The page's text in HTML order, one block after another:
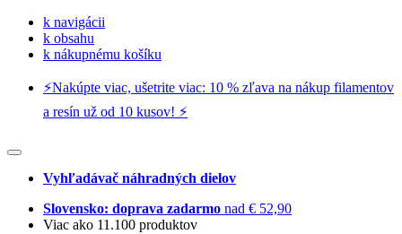
k navigácii
k obsahu
k nákupnému košíku
⚡️Nakúpte viac, ušetrite viac: 10 % zľava na nákup filamentov
a resín už od 10 kusov! ⚡️
Vyhľadávač náhradných dielov
Slovensko: doprava zadarmo nad € 52,90
Viac ako 11.100 produktov